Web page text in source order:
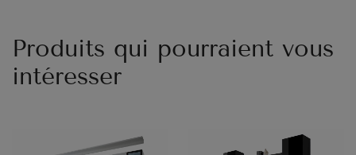
Produits qui pourraient vous
intéresser